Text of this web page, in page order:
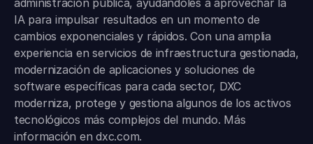
administración pública, ayudándoles a aprovechar la
IA para impulsar resultados en un momento de
cambios exponenciales y rápidos. Con una amplia
experiencia en servicios de infraestructura gestionada,
modernización de aplicaciones y soluciones de
software específicas para cada sector, DXC
moderniza, protege y gestiona algunos de los activos
tecnológicos más complejos del mundo. Más
información endxc.com.